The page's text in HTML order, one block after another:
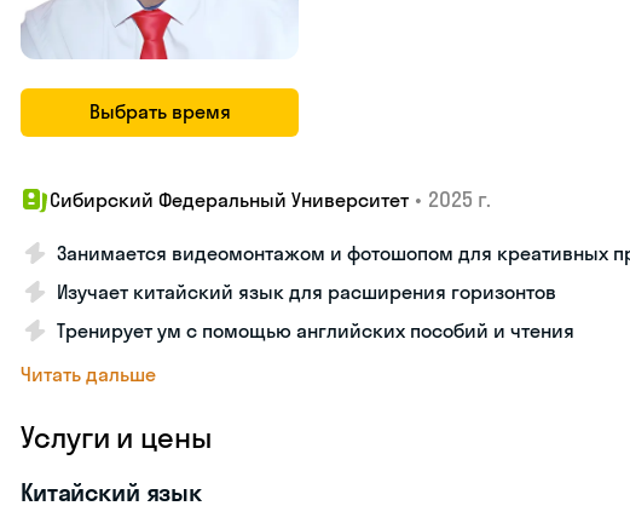
Выбрать время
Сибирский Федеральный Университет • 2025 г.
Занимается видеомонтажом и фотошопом для креативных
Изучает китайский язык для расширения горизонтов
Тренирует ум с помощью английских пособий и чтения
Читать дальше
Услуги и цены
Китайский язык